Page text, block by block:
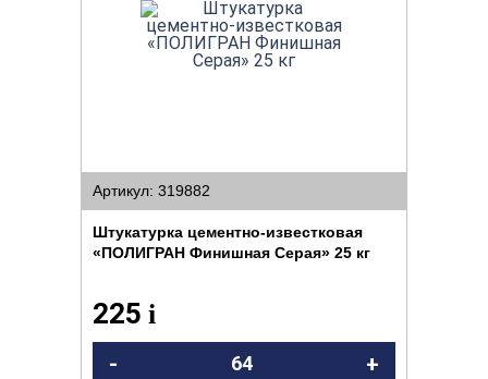
Артикул: 319882
Штукатурка цементно-известковая
«ПОЛИГРАН Финишная Cерая» 25 кг
225 i
- +